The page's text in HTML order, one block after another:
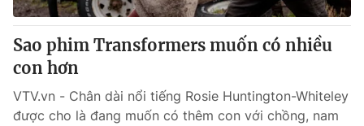
Câu chuyện quốc tế
Tài chính
Thị trường
Góc doanh nghiệp
Dữ liệu và đời sống
Truyền hình
Phim VTV
Giải trí
Sao phim Transformers muốn có nhiều
con hơn
VTV.vn - Chân dài nổi tiếng Rosie Huntington-Whiteley
được cho là đang muốn có thêm con với chồng, nam